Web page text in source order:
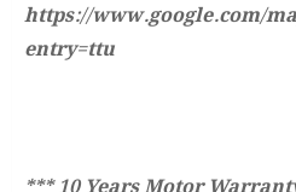
https://www.google.com/
entry=ttu